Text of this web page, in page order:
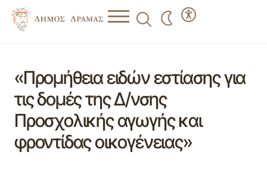
«Προμήθεια ειδών εστίασης για
τις δομές της Δ/νσης
Προσχολικής αγωγής και
φροντίδας οικογένειας»